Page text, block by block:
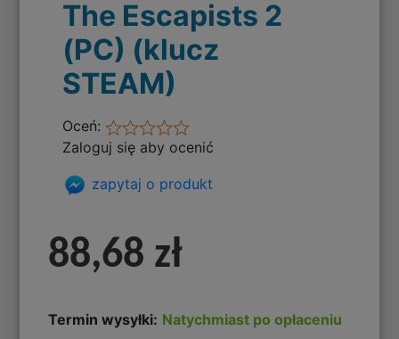
The Escapists 2
(PC) (klucz
STEAM)
Oceń:
Zaloguj się aby ocenić
zapytaj o produkt
88,68 zł
Termin wysyłki: Natychmiast po opłaceniu